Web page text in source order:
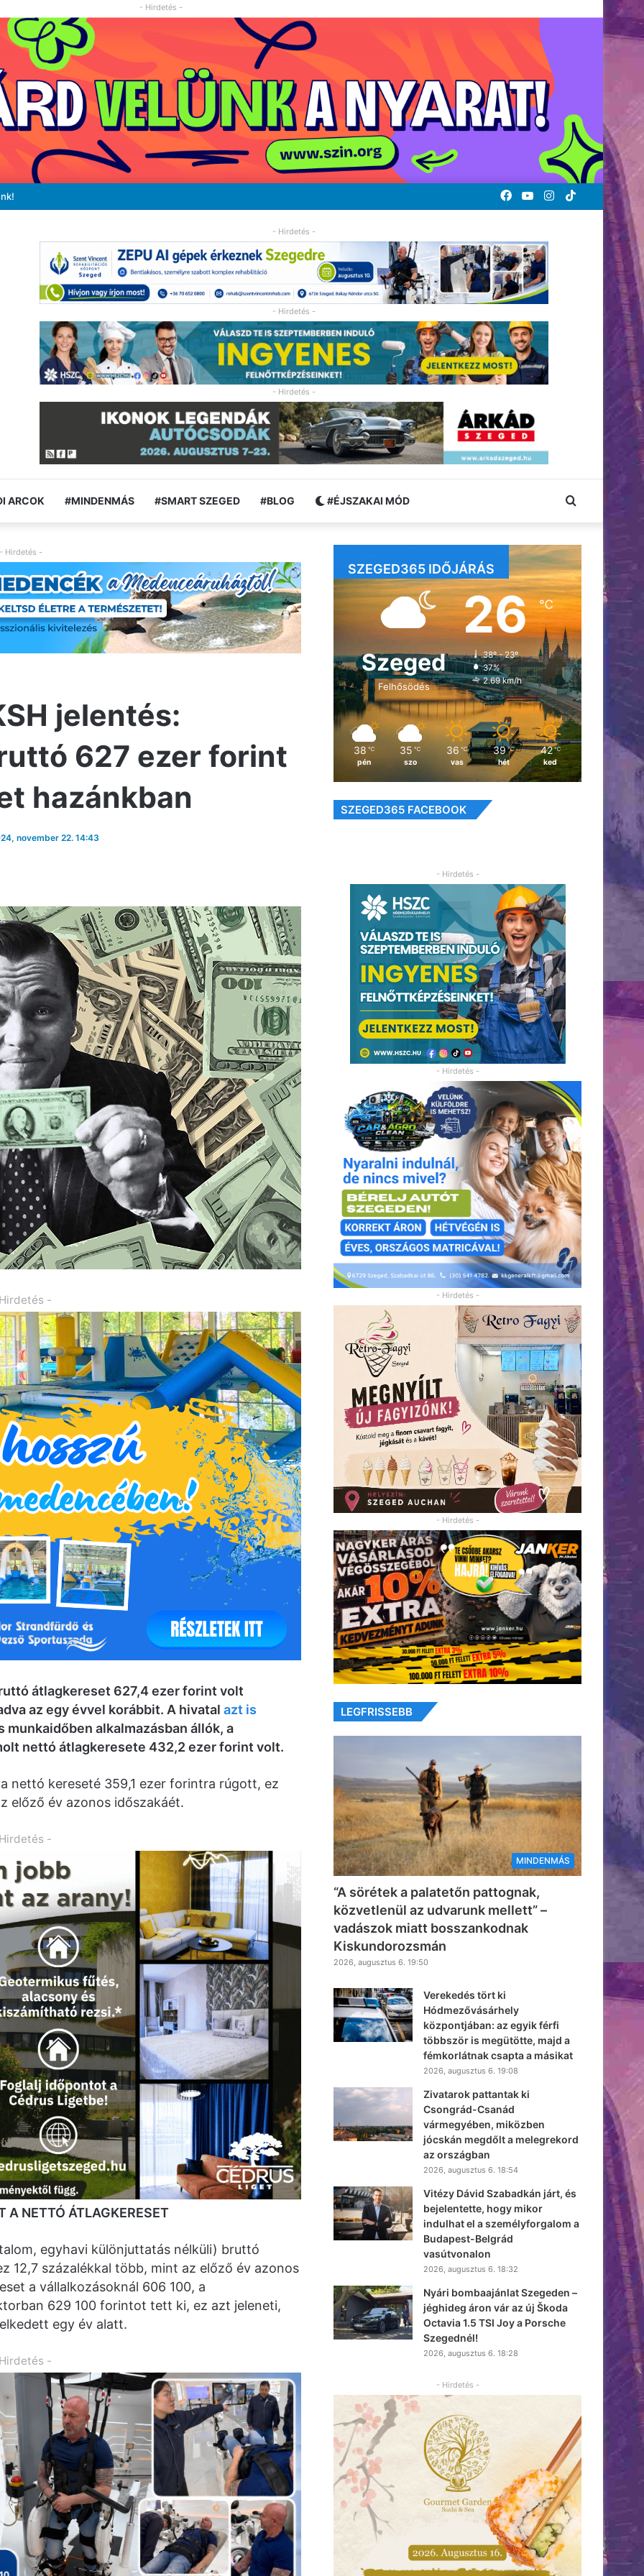
- Hirdetés -
TikTok
Instagram
YouTube
Facebook
- Hirdetés -
- Hirdetés -
- Hirdetés -
ARCOK #MINDENMÁS #SMART SZEGED #BLOG #ÉJSZAKAI MÓD Keresés:
- Hirdetés -
jelentés:
627 ezer forint
hazánkban
november 22. 14:43
-
átlagkereset 627,4 ezer forint volt
az egy évvel korábbit. A hivatal azt is
alkalmazásban állók, a
nettó átlagkeresete 432,2 ezer forint volt.
nettó kereseté 359,1 ezer forintra rúgott, ez
előző év azonos időszakáét.
-
A NETTÓ ÁTLAGKERESET
egyhavi különjuttatás nélküli) bruttó
12,7 százalékkal több, mint az előző év azonos
a vállalkozásoknál 606 100, a
629 100 forintot tett ki, ez azt jeleneti,
egy év alatt.
-
SZEGED365 IDŐJÁRÁS
Szeged
Felhősödés
26℃
38º - 23º
37%
2.69 km/h
38 ℃
pén
35 ℃
szo
36 ℃
vas
39 ℃
hét
42 ℃
ked
SZEGED365 FACEBOOK
- Hirdetés -
- Hirdetés -
- Hirdetés -
- Hirdetés -
LEGFRISSEBB
MINDENMÁS
“A sörétek a palatetőn pattognak,
közvetlenül az udvarunk mellett” –
vadászok miatt bosszankodnak
Kiskundorozsmán
2026, augusztus 6. 19:50
Verekedés tört ki
Hódmezővásárhely
központjában: az egyik férfi
többször is megütötte, majd a
fémkorlátnak csapta a másikat
2026, augusztus 6. 19:08
Zivatarok pattantak ki
Csongrád-Csanád
vármegyében, miközben
jócskán megdőlt a melegrekord
az országban
2026, augusztus 6. 18:54
Vitézy Dávid Szabadkán járt, és
bejelentette, hogy mikor
indulhat el a személyforgalom a
Budapest-Belgrád
vasútvonalon
2026, augusztus 6. 18:32
Nyári bombaajánlat Szegeden –
jéghideg áron vár az új Škoda
Octavia 1.5 TSI Joy a Porsche
Szegednél!
2026, augusztus 6. 18:28
- Hirdetés -